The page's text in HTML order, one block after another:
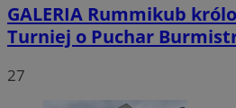
GALERIA Rummikub
Turniej o Puchar
27